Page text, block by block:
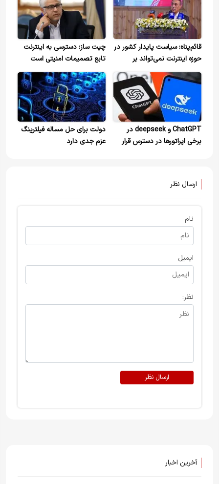
قائم‌پناه: سیاست پایدار کشور در
حوزه اینترنت نمی‌تواند بر
محدودسازی بنا شود
چیت ساز: دسترسی به اینترنت
تابع تصمیمات امنیتی است
ChatGPT و deepseek در
برخی اپراتورها در دسترس قرار
دولت برای حل مساله فیلترینگ
عزم جدی دارد
ارسال نظر
نام
ایمیل
نظر:
ارسال نظر
آخرین اخبار